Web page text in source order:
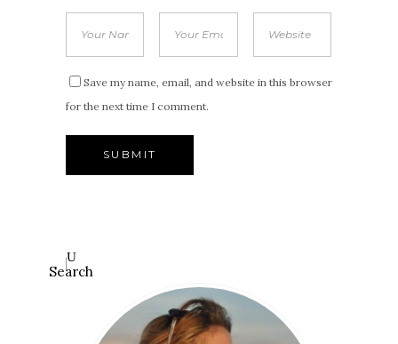
Save my name, email, and website in this browser
for the next time I comment.
Search